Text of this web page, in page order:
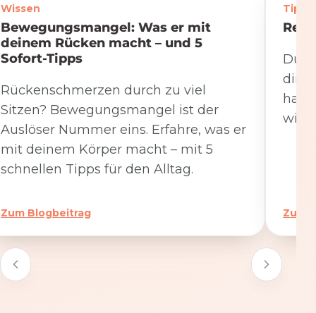
Wissen
Bewegungsmangel: Was er mit
deinem Rücken macht – und 5
Sofort-Tipps
Rückenschmerzen durch zu viel
Sitzen? Bewegungsmangel ist der
Auslöser Nummer eins. Erfahre, was er
mit deinem Körper macht – mit 5
schnellen Tipps für den Alltag.
Zum Blogbeitrag
Tipps
Du
hat.
Zum